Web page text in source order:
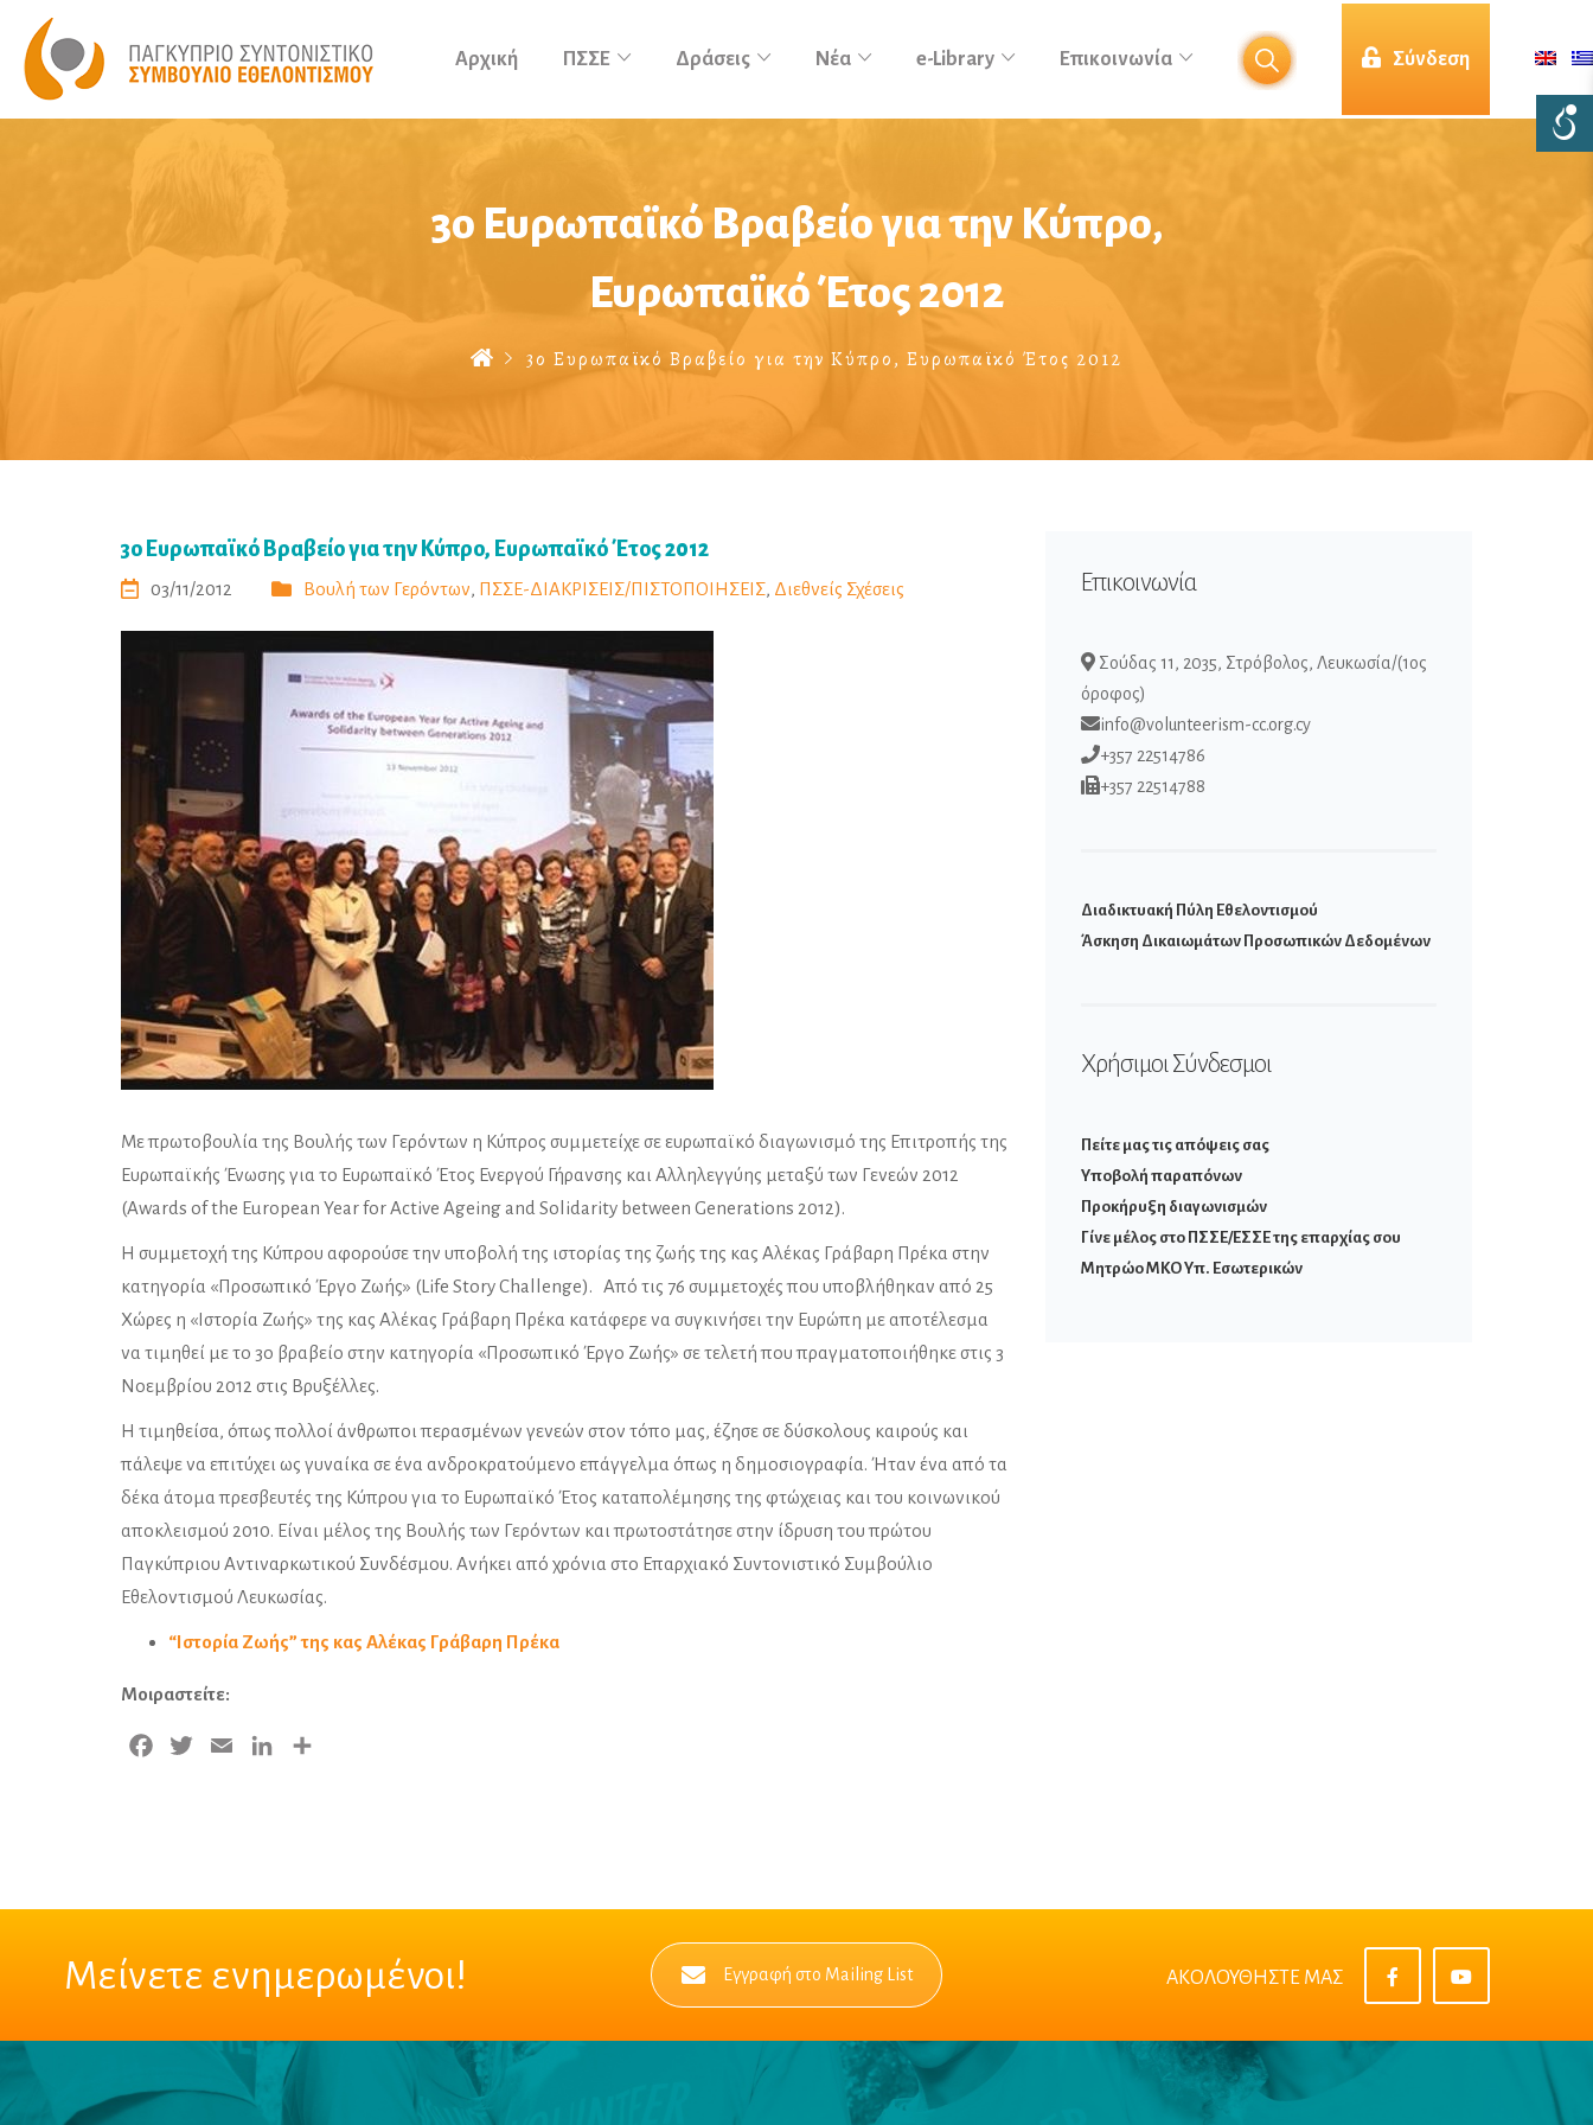
Αρχική ΠΣΣΕ Δράσεις Νέα e-Library Επικοινωνία Σύνδεση
3ο Ευρωπαϊκό Βραβείο για την Κύπρο,
Ευρωπαϊκό Έτος 2012
3ο Ευρωπαϊκό Βραβείο για την Κύπρο, Ευρωπαϊκό Έτος 2012
3ο Ευρωπαϊκό Βραβείο για την Κύπρο, Ευρωπαϊκό Έτος 2012
03/11/2012 Βουλή των Γερόντων, ΠΣΣΕ-ΔΙΑΚΡΙΣΕΙΣ/ΠΙΣΤΟΠΟΙΗΣΕΙΣ, Διεθνείς Σχέσεις
Με πρωτοβουλία της Βουλής των Γερόντων η Κύπρος συμμετείχε σε ευρωπαϊκό διαγωνισμό της Επιτροπής της
Ευρωπαϊκής Ένωσης για το Ευρωπαϊκό Έτος Ενεργού Γήρανσης και Αλληλεγγύης μεταξύ των Γενεών 2012
(Awards of the European Year for Active Ageing and Solidarity between Generations 2012).
Η συμμετοχή της Κύπρου αφορούσε την υποβολή της ιστορίας της ζωής της κας Αλέκας Γράβαρη Πρέκα στην
κατηγορία «Προσωπικό Έργο Ζωής» (Life Story Challenge). Από τις 76 συμμετοχές που υποβλήθηκαν από 25
Χώρες η «Ιστορία Ζωής» της κας Αλέκας Γράβαρη Πρέκα κατάφερε να συγκινήσει την Ευρώπη με αποτέλεσμα
να τιμηθεί με το 3ο βραβείο στην κατηγορία «Προσωπικό Έργο Ζωής» σε τελετή που πραγματοποιήθηκε στις 3
Νοεμβρίου 2012 στις Βρυξέλλες.
Η τιμηθείσα, όπως πολλοί άνθρωποι περασμένων γενεών στον τόπο μας, έζησε σε δύσκολους καιρούς και
πάλεψε να επιτύχει ως γυναίκα σε ένα ανδροκρατούμενο επάγγελμα όπως η δημοσιογραφία. Ήταν ένα από τα
δέκα άτομα πρεσβευτές της Κύπρου για το Ευρωπαϊκό Έτος καταπολέμησης της φτώχειας και του κοινωνικού
αποκλεισμού 2010. Είναι μέλος της Βουλής των Γερόντων και πρωτοστάτησε στην ίδρυση του πρώτου
Παγκύπριου Αντιναρκωτικού Συνδέσμου. Ανήκει από χρόνια στο Επαρχιακό Συντονιστικό Συμβούλιο
Εθελοντισμού Λευκωσίας.
“Ιστορία Ζωής” της κας Αλέκας Γράβαρη Πρέκα
Μοιραστείτε:
Facebook
Twitter Email LinkedIn
Επικοινωνία
Σούδας 11, 2035, Στρόβολος, Λευκωσία/(1ος
όροφος)
info@volunteerism-cc.org.cy
+357 22514786
+357 22514788
Διαδικτυακή Πύλη Εθελοντισμού
Άσκηση Δικαιωμάτων Προσωπικών Δεδομένων
Χρήσιμοι Σύνδεσμοι
Πείτε μας τις απόψεις σας
Υποβολή παραπόνων
Προκήρυξη διαγωνισμών
Γίνε μέλος στο ΠΣΣΕ/ΕΣΣΕ της επαρχίας σου
Μητρώο ΜΚΟ Υπ. Εσωτερικών
Μείνετε ενημερωμένοι! Εγγραφή στο Mailing List ΑΚΟΛΟΥΘΗΣΤΕ ΜΑΣ